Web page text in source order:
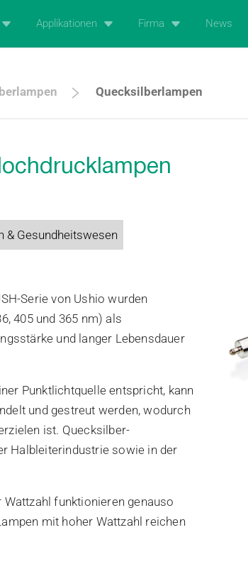
Applikationen Firma News
Quecksilberlampen
& Gesundheitswesen
Serie von Ushio wurden
405 und 365 nm) als
und langer Lebensdauer
Punktlichtquelle entspricht, kann
und gestreut werden, wodurch
ist. Quecksilber-
Halbleiterindustrie sowie in der
funktionieren genauso
mit hoher Wattzahl reichen